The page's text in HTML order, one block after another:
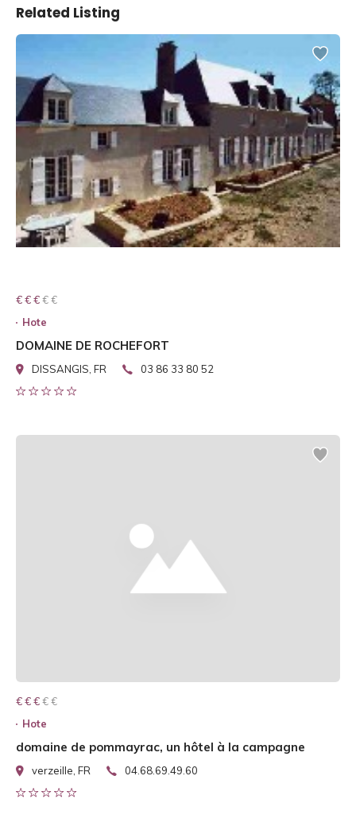
Related Listing
€ € € € €
€ € €
Hote
DOMAINE DE ROCHEFORT
DISSANGIS, FR 03 86 33 80 52
€ € € € €
€ € €
Hote
domaine de pommayrac, un hôtel à la campagne
verzeille, FR 04.68.69.49.60